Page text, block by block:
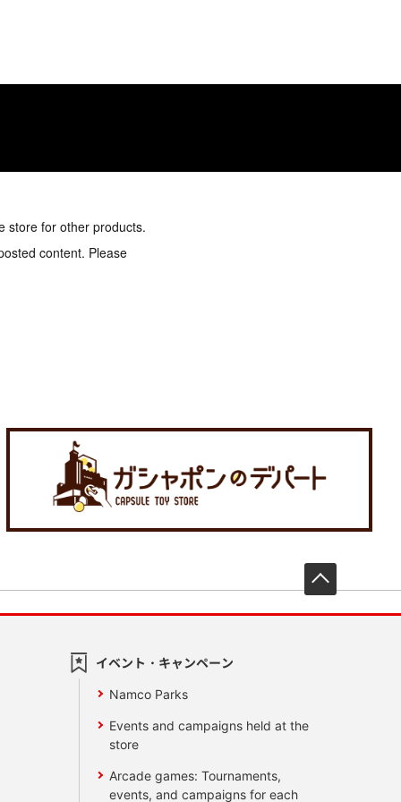
store for other products.
content. Please
イベント・キャンペーン
Namco Parks
Events and campaigns held at the
store
Arcade games: Tournaments,
events, and campaigns for each